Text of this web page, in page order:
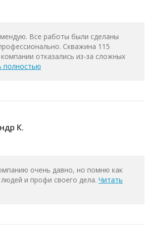
Все работы были сделаны
Скважина 115
отказались из-за сложных
полностью
К.
очень давно, но помню как
и профи своего дела. Читать